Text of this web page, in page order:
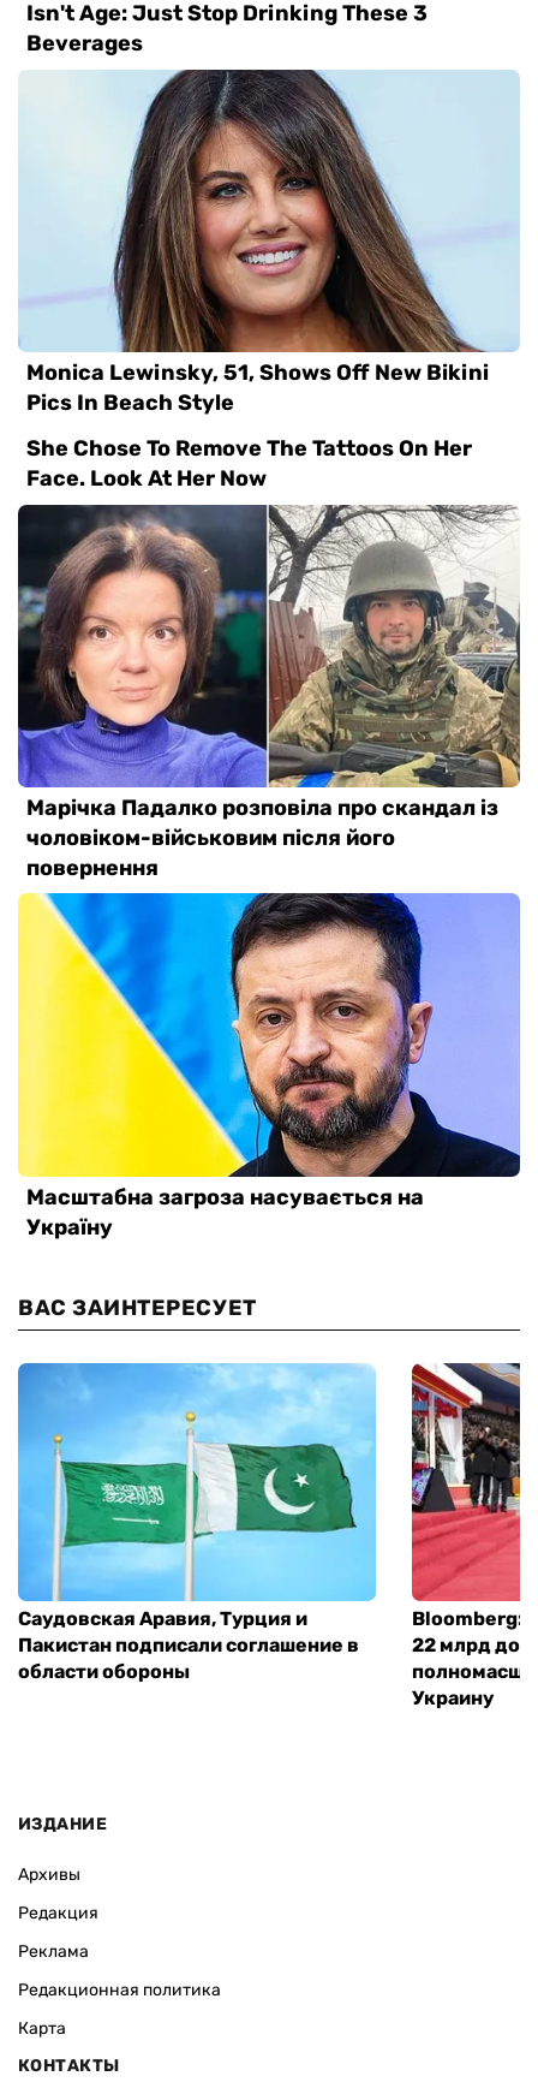
ВАС ЗАИНТЕРЕСУЕТ
Саудовская Аравия, Турция и
Пакистан подписали соглашение в
области обороны
Bloomberg:
22 млрд
Украину
ИЗДАНИЕ
Архивы
Редакция
Реклама
Редакционная политика
Карта
КОНТАКТЫ